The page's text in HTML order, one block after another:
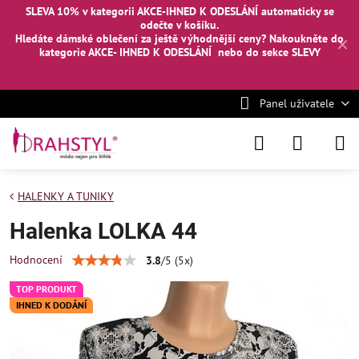
✕
SLEVA 10% v kategorii AKCE-IHNED K ODESLÁNÍ automaticky se
odečte v košíku.
Hledáte dámské oblečení za ještě výhodnější ceny? Nakoukněte do
kategorie AKCE- IHNED K ODESLÁNÍ nebo do sekce SLEVY
Panel uživatele
TOP PRODUKT
IHNED K DODÁNÍ
HALENKY A TUNIKY
Halenka LOLKA 44
Hodnocení 3.8/5 (5x)